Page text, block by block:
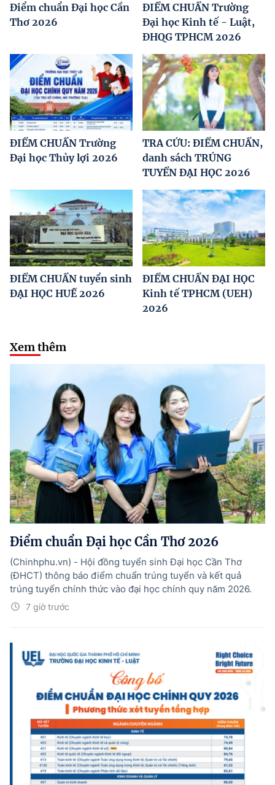
Điểm chuẩn Đại học Cần
Thơ 2026
ĐIỂM CHUẨN Trường
Đại học Kinh tế - Luật,
ĐHQG TPHCM 2026
ĐIỂM CHUẨN Trường
Đại học Thủy lợi 2026
TRA CỨU: ĐIỂM CHUẨN,
danh sách TRÚNG
TUYỂN ĐẠI HỌC 2026
ĐIỂM CHUẨN tuyển sinh
ĐẠI HỌC HUẾ 2026
ĐIỂM CHUẨN ĐẠI HỌC
Kinh tế TPHCM (UEH)
2026
Xem thêm
Điểm chuẩn Đại học Cần Thơ 2026
7 giờ trước
(Chinhphu.vn) - Hội đồng tuyển sinh Đại học Cần Thơ
(ĐHCT) thông báo điểm chuẩn trúng tuyển và kết quả
trúng tuyển chính thức vào đại học chính quy năm 2026.